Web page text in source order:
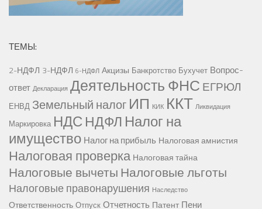
ТЕМЫ:
2-НДФЛ 3-НДФЛ 6-НДФЛ Акцизы Банкротство Бухучет Вопрос-
ответ Декларация Деятельность ФНС ЕГРЮЛ
ЕНВД Земельный налог ИП КИК ККТ Ликвидация
Маркировка НДС НДФЛ Налог на
имущество Налог на прибыль Налоговая амнистия
Налоговая проверка Налоговая тайна
Налоговые вычетыНалоговые льготы
Налоговые правонарушения Наследство
Ответственность Отпуск Отчетность Патент Пени